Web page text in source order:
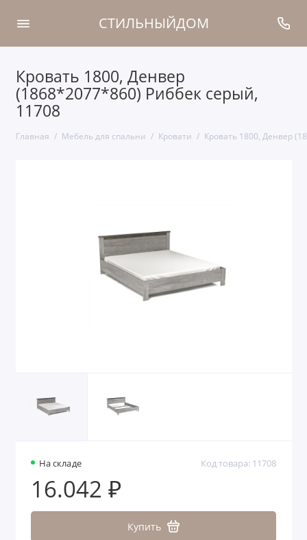
СТИЛЬНЫЙДОМ
Кровать 1800, Денвер
(1868*2077*860) Риббек серый,
11708
Главная Мебель для спальни Кровати Кровать 1800, Денвер
На складе Код товара: 11708
16.042 ₽
Купить